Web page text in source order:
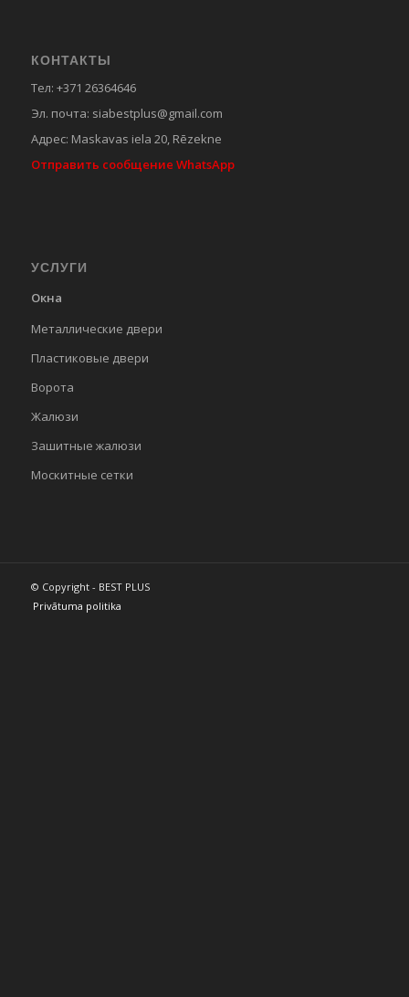
КОНТАКТЫ
Тел: +371 26364646
Эл. почта: siabestplus@gmail.com
Адрес: Maskavas iela 20, Rēzekne
Отправить сообщение WhatsApp
УСЛУГИ
Окна
Металлические двери
Пластиковые двери
Ворота
Жалюзи
Зашитные жалюзи
Москитные сетки
© Copyright - BEST PLUS
Privātuma politika